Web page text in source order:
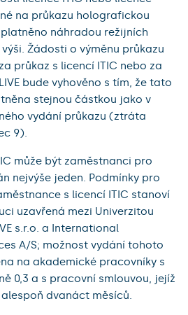
na průkazu holografickou
náhradou režijních
Žádosti o výměnu průkazu
průkaz s licencí ITIC nebo za
bude vyhověno s tím, že tato
stejnou částkou jako v
vydání průkazu (ztráta
9).
může být zaměstnanci pro
nejvýše jeden. Podmínky pro
s licencí ITIC stanoví
uzavřená mezi Univerzitou
s.r.o. a International
A/S; možnost vydání tohoto
na akademické pracovníky s
0,3 a s pracovní smlouvou, jejíž
dvanáct měsíců.